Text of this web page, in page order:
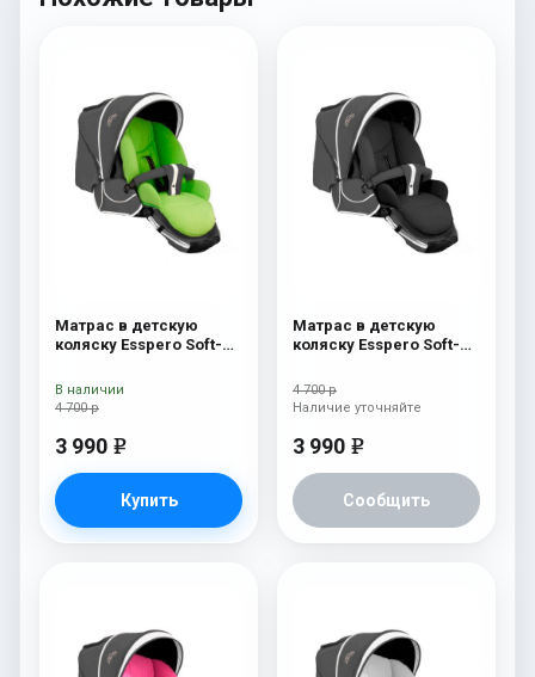
Матрас в детскую
коляску Esspero Soft-
4 700 р
3 990 e
Купить
В наличии
Матрас в детскую
коляску Esspero Soft-
4 700 р
3 990 e
Сообщить
Наличие уточняйте